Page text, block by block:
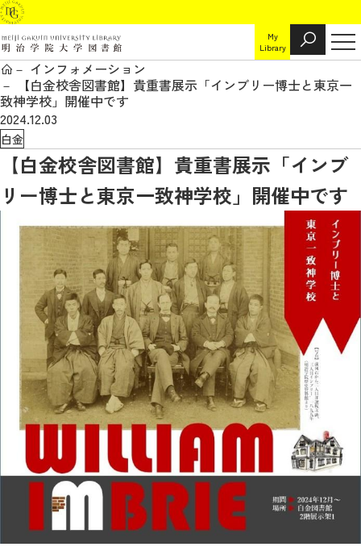
My
Library
インフォメーション
【白金校舎図書館】貴重書展示「インブリー博士と東京一
致神学校」開催中です
2024.12.03
白金
【白金校舎図書館】貴重書展示「インブ
リー博士と東京一致神学校」開催中です